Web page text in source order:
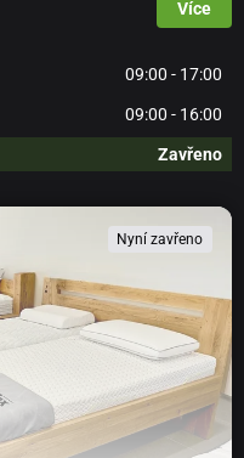
Více
09:00 - 17:00
09:00 - 16:00
Zavřeno
Nyní zavřeno